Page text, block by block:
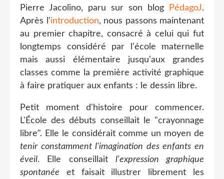
Pierre Jacolino, paru sur son blog
PédagoJ.
Après l'introduction, nous passons maintenant
au premier chapitre, consacré à celui qui fut
longtemps considéré par l'école maternelle
mais aussi élémentaire jusqu'aux grandes
classes comme la première activité graphique
à faire pratiquer aux enfants : le dessin libre.
Petit moment d'histoire pour commencer.
L'École des débuts conseillait le "crayonnage
libre". Elle le considérait comme un moyen de
tenir constamment l'imagination des enfants en
éveil. Elle conseillait l'expression graphique
spontanée et faisait illustrer librement les